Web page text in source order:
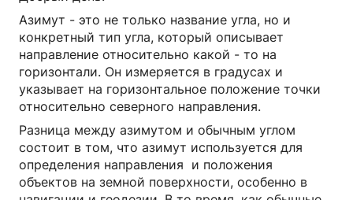
Азимут - это не только название угла, но и
конкретный тип угла, который описывает
направление относительно какой - то на
горизонтали. Он измеряется в градусах и
указывает на горизонтальное положение точки
относительно северного направления.
Разница между азимутом и обычным углом
состоит в том, что азимут используется для
определения направления и положения
объектов на земной поверхности, особенно в